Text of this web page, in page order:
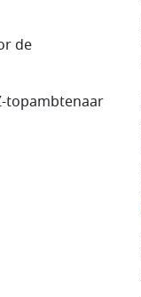
de
topambtenaar